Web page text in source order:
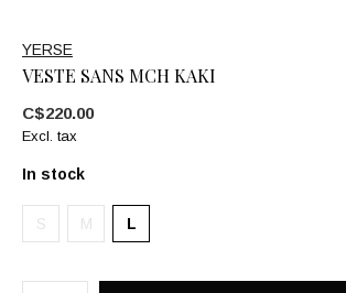
YERSE
VESTE SANS MCH KAKI
C$220.00
Excl. tax
In stock
S M L